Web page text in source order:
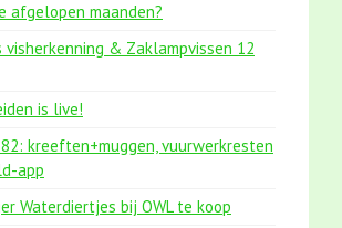
afgelopen maanden?
visherkenning & Zaklampvissen 12
is live!
kreeften+muggen, vuurwerkresten
app
Waterdiertjes bij OWL te koop